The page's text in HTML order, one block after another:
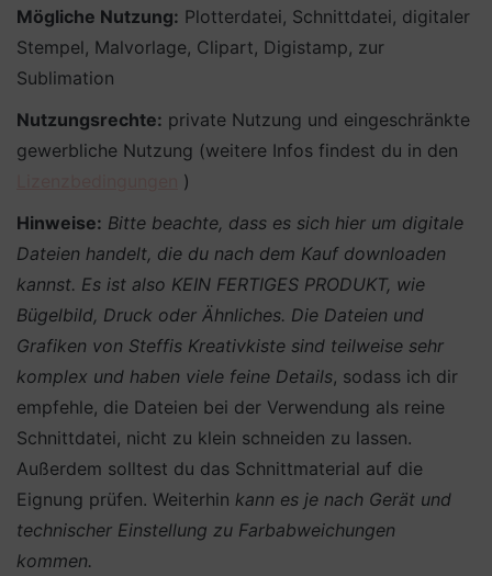
Mögliche Nutzung: Plotterdatei, Schnittdatei, digitaler
Stempel, Malvorlage, Clipart, Digistamp, zur
Sublimation
Nutzungsrechte: private Nutzung und eingeschränkte
gewerbliche Nutzung (weitere Infos findest du in den
)
Hinweise: Bitte beachte, dass es sich hier um digitale
Dateien handelt, die du nach dem Kauf downloaden
kannst. Es ist also KEIN FERTIGES PRODUKT, wie
Bügelbild, Druck oder Ähnliches. Die Dateien und
Grafiken von Steffis Kreativkiste sind teilweise sehr
komplex und haben viele feine Details, sodass ich dir
empfehle, die Dateien bei der Verwendung als reine
Schnittdatei, nicht zu klein schneiden zu lassen.
Außerdem solltest du das Schnittmaterial auf die
Eignung prüfen. Weiterhin kann es je nach Gerät und
technischer Einstellung zu Farbabweichungen
kommen.